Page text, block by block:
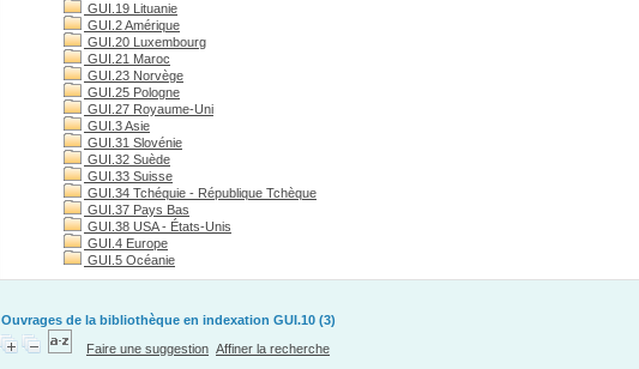
GUI.19 Lituanie
GUI.2 Amérique
GUI.20 Luxembourg
GUI.21 Maroc
GUI.23 Norvège
GUI.25 Pologne
GUI.27 Royaume-Uni
GUI.3 Asie
GUI.31 Slovénie
GUI.32 Suède
GUI.33 Suisse
GUI.34 Tchéquie - République Tchèque
GUI.37 Pays Bas
GUI.38 USA - États-Unis
GUI.4 Europe
GUI.5 Océanie
Ouvrages de la bibliothèque en indexation GUI.10 (3)
Faire une suggestion Affiner la recherche